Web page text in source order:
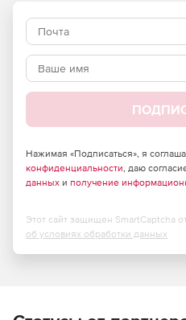
Нажимая «Подписаться», я
конфиденциальности, даю
данных и получение
Этот сайт защищен SmartCaptcha
об условиях обработки данных